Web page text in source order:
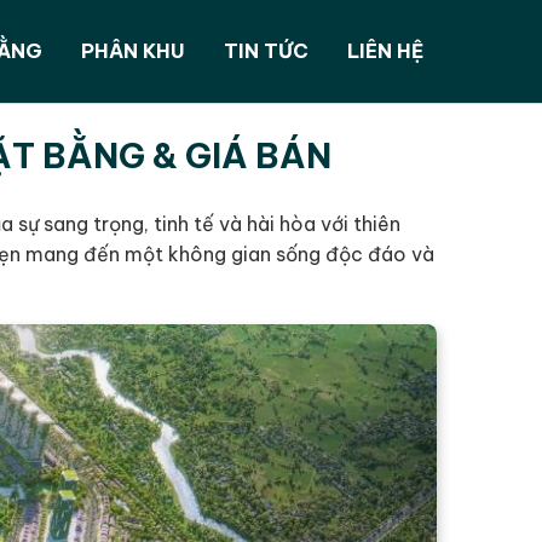
PHÂN KHU TIN TỨC LIÊN HỆ
BẰNG & GIÁ BÁN
sự sang trọng, tinh tế và hài hòa với thiên
mang đến một không gian sống độc đáo và